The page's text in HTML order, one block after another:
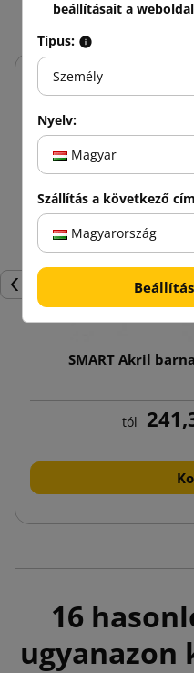
Előző
SMART Akril
tól
16
ugyanazon
beállításait a
Típus:
Személy
Nyelv:
Magyar
Szállítás a következő
Magyarország